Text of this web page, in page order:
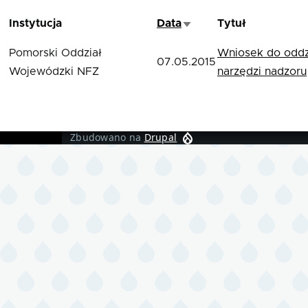
Instytucja DataSortuj rosnąco
Tytuł
Pomorski Oddział
Wojewódzki NFZ
07.05.2015
Wniosek do
narzędzi nadzoru
Zbudowano na Drupal